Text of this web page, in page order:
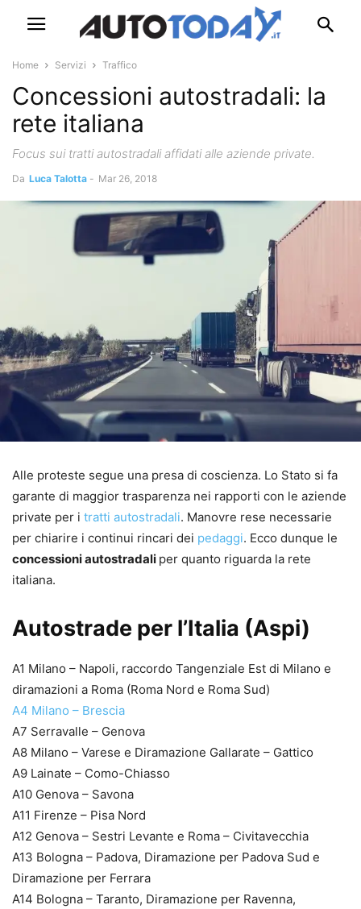
Home Servizi Traffico
Concessioni autostradali: la
rete italiana
Focus sui tratti autostradali affidati alle aziende private.
Da Luca Talotta - Mar 26, 2018
Alle proteste segue una presa di coscienza. Lo Stato si fa
garante di maggior trasparenza nei rapporti con le aziende
private per i tratti autostradali. Manovre rese necessarie
per chiarire i continui rincari dei pedaggi. Ecco dunque le
concessioni autostradali per quanto riguarda la rete
italiana.
Autostrade per l’Italia (Aspi)
A1 Milano – Napoli, raccordo Tangenziale Est di Milano e
diramazioni a Roma (Roma Nord e Roma Sud)
A4 Milano – Brescia
A7 Serravalle – Genova
A8 Milano – Varese e Diramazione Gallarate – Gattico
A9 Lainate – Como-Chiasso
A10 Genova – Savona
A11 Firenze – Pisa Nord
A12 Genova – Sestri Levante e Roma – Civitavecchia
A13 Bologna – Padova, Diramazione per Padova Sud e
Diramazione per Ferrara
A14 Bologna – Taranto, Diramazione per Ravenna,